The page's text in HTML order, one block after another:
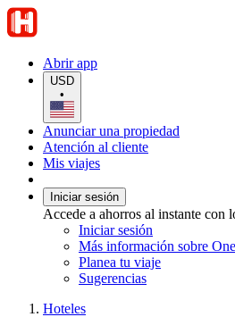
Abrir app
USD
•
Anunciar una propiedad
Atención al cliente
Mis viajes
Iniciar sesión
Accede a ahorros al instante con
Iniciar sesión
Más información sobre
Planea tu viaje
Sugerencias
Hoteles